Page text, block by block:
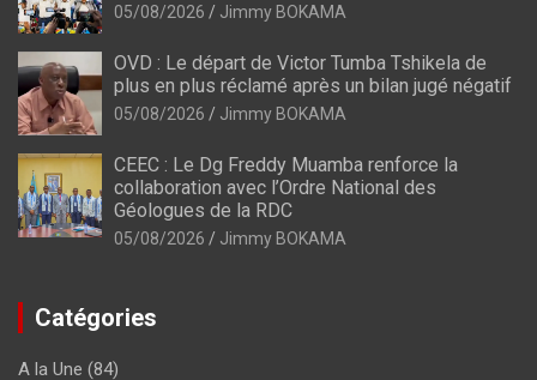
05/08/2026 Jimmy BOKAMA
OVD : Le départ de Victor Tumba Tshikela de
plus en plus réclamé après un bilan jugé négatif
05/08/2026 Jimmy BOKAMA
CEEC : Le Dg Freddy Muamba renforce la
collaboration avec l’Ordre National des
Géologues de la RDC
05/08/2026 Jimmy BOKAMA
Catégories
A la Une (84)